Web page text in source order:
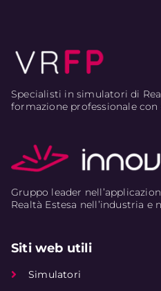
Specialisti in simulatori di
formazione professionale con
Gruppo leader
Realtà Estesa nell’industria e
Siti web utili
Simulatori